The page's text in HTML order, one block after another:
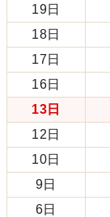
19日
18日
17日
16日
13日
12日
10日
9日
6日